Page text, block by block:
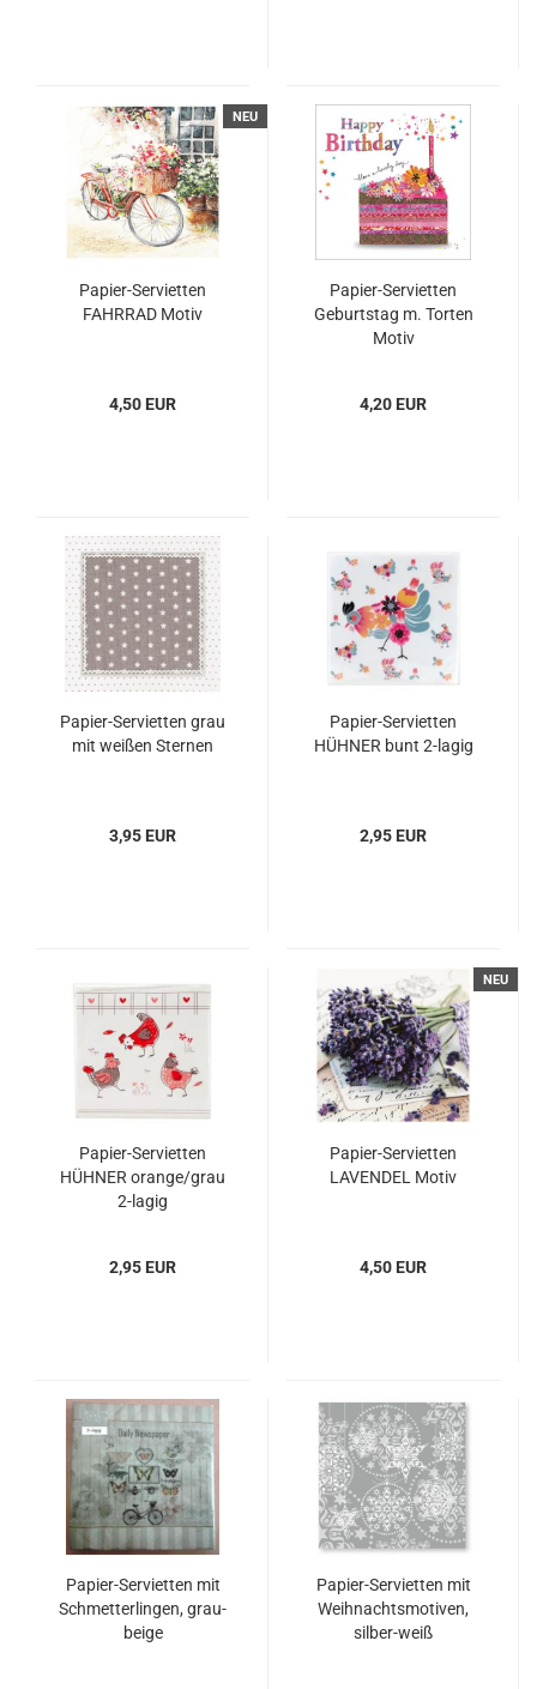
NEU
Papier-Servietten
FAHRRAD Motiv
4,50 EUR
Papier-Servietten
Geburtstag m. Torten
Motiv
4,20 EUR
Papier-Servietten grau
mit weißen Sternen
3,95 EUR
Papier-Servietten
HÜHNER bunt 2-lagig
2,95 EUR
Papier-Servietten
HÜHNER orange/grau
2-lagig
2,95 EUR
NEU
Papier-Servietten
LAVENDEL Motiv
4,50 EUR
Papier-Servietten mit
Schmetterlingen, grau-
beige
Papier-Servietten mit
Weihnachtsmotiven,
silber-weiß